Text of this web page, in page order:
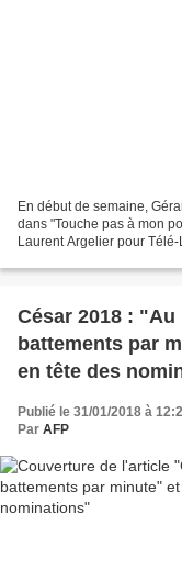
En début de semaine,
dans "Touche pas à mon
Laurent Argelier pour
César 2018 :
battements par
en tête des
Publié le 31/01/2018 à
Par AFP